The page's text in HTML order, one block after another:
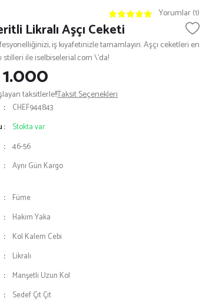
Yorumlar (1)
Likralı Aşçı Ceketi
iş kıyafetinizle tamamlayın. Aşçı ceketleri en
stilleri ile iselbiselerial.com \'da!
taksitlerle!!Taksit Seçenekleri
CHEF944843
Stokta var
46-56
Aynı Gün Kargo
Füme
Hakim Yaka
Kol Kalem Cebi
Likralı
Manşetli Uzun Kol
Sedef Çıt Çıt